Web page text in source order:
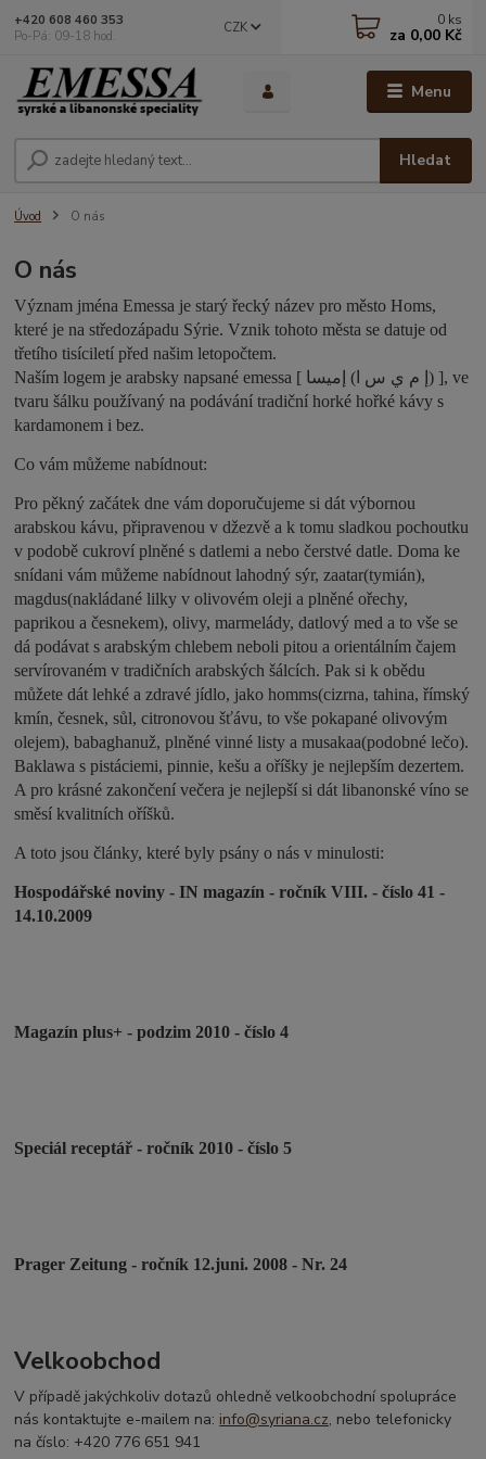
Menu
CZK
Hledat
+420 608 460 353
Po-Pá: 09-18 hod.
0 ks
za 0,00 Kč
Úvod O nás
O nás
Význam jména Emessa je starý řecký název pro město Homs,
které je na středozápadu Sýrie. Vznik tohoto města se datuje od
třetího tisíciletí před našim letopočtem.
Naším logem je arabsky napsané emessa [ إ م ي س ا) إميسا) ], ve
tvaru šálku používaný na podávání tradiční horké hořké kávy s
kardamonem i bez.
Co vám můžeme nabídnout:
Pro pěkný začátek dne vám doporučujeme si dát výbornou
arabskou kávu, připravenou v džezvě a k tomu sladkou pochoutku
v podobě cukroví plněné s datlemi a nebo čerstvé datle. Doma ke
snídani vám můžeme nabídnout lahodný sýr, zaatar(tymián),
magdus(nakládané lilky v olivovém oleji a plněné ořechy,
paprikou a česnekem), olivy, marmelády, datlový med a to vše se
dá podávat s arabským chlebem neboli pitou a orientálním čajem
servírovaném v tradičních arabských šálcích. Pak si k obědu
můžete dát lehké a zdravé jídlo, jako homms(cizrna, tahina, římský
kmín, česnek, sůl, citronovou šťávu, to vše pokapané olivovým
olejem), babaghanuž, plněné vinné listy a musakaa(podobné lečo).
Baklawa s pistáciemi, pinnie, kešu a oříšky je nejlepším dezertem.
A pro krásné zakončení večera je nejlepší si dát libanonské víno se
směsí kvalitních oříšků.
A toto jsou články, které byly psány o nás v minulosti:
Hospodářské noviny - IN magazín - ročník VIII. - číslo 41 -
14.10.2009
Magazín plus+ - podzim 2010 - číslo 4
Speciál receptář - ročník 2010 - číslo 5
Prager Zeitung - ročník 12.juni. 2008 - Nr. 24
Velkoobchod
V případě jakýchkoliv dotazů ohledně velkoobchodní spolupráce
nás kontaktujte e-mailem na: info@syriana.cz, nebo telefonicky
na číslo: +420 776 651 941